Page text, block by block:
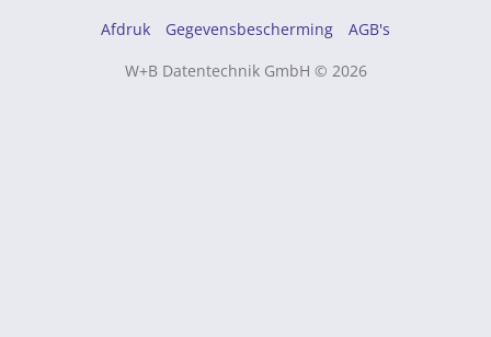
Afdruk Gegevensbescherming
AGB's
W+B Datentechnik GmbH © 2026